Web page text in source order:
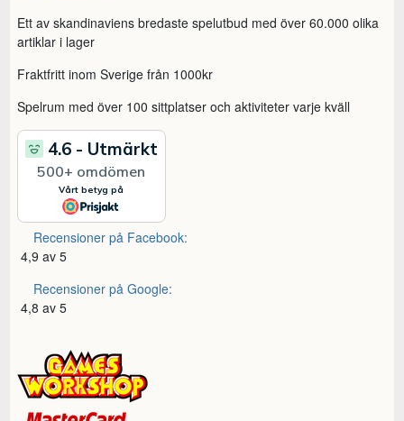
Ett av skandinaviens bredaste spelutbud med över 60.000 olika
artiklar i lager
Fraktfritt inom Sverige från 1000kr
Spelrum med över 100 sittplatser och aktiviteter varje kväll
Recensioner på Facebook:
4,9 av 5
Recensioner på Google:
4,8 av 5